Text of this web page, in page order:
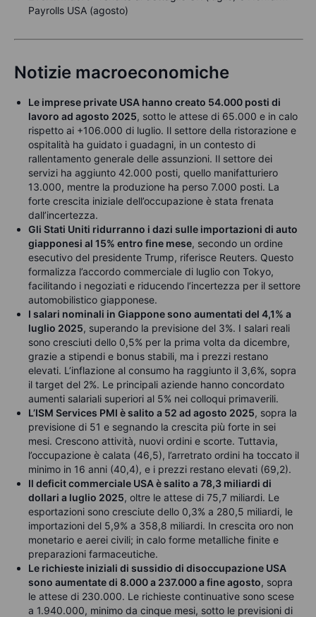
Payrolls USA (agosto)
Notizie macroeconomiche
Le imprese private USA hanno creato 54.000 posti di
lavoro ad agosto 2025, sotto le attese di 65.000 e in calo
rispetto ai +106.000 di luglio. Il settore della ristorazione e
ospitalità ha guidato i guadagni, in un contesto di
rallentamento generale delle assunzioni. Il settore dei
servizi ha aggiunto 42.000 posti, quello manifatturiero
13.000, mentre la produzione ha perso 7.000 posti. La
forte crescita iniziale dell’occupazione è stata frenata
dall’incertezza.
Gli Stati Uniti ridurranno i dazi sulle importazioni di auto
giapponesi al 15% entro fine mese, secondo un ordine
esecutivo del presidente Trump, riferisce Reuters. Questo
formalizza l’accordo commerciale di luglio con Tokyo,
facilitando i negoziati e riducendo l’incertezza per il settore
automobilistico giapponese.
I salari nominali in Giappone sono aumentati del 4,1% a
luglio 2025, superando la previsione del 3%. I salari reali
sono cresciuti dello 0,5% per la prima volta da dicembre,
grazie a stipendi e bonus stabili, ma i prezzi restano
elevati. L’inflazione al consumo ha raggiunto il 3,6%, sopra
il target del 2%. Le principali aziende hanno concordato
aumenti salariali superiori al 5% nei colloqui primaverili.
L’ISM Services PMI è salito a 52 ad agosto 2025, sopra la
previsione di 51 e segnando la crescita più forte in sei
mesi. Crescono attività, nuovi ordini e scorte. Tuttavia,
l’occupazione è calata (46,5), l’arretrato ordini ha toccato il
minimo in 16 anni (40,4), e i prezzi restano elevati (69,2).
Il deficit commerciale USA è salito a 78,3 miliardi di
dollari a luglio 2025, oltre le attese di 75,7 miliardi. Le
esportazioni sono cresciute dello 0,3% a 280,5 miliardi, le
importazioni del 5,9% a 358,8 miliardi. In crescita oro non
monetario e aerei civili; in calo forme metalliche finite e
preparazioni farmaceutiche.
Le richieste iniziali di sussidio di disoccupazione USA
sono aumentate di 8.000 a 237.000 a fine agosto, sopra
le attese di 230.000. Le richieste continuative sono scese
a 1.940.000, minimo da cinque mesi, sotto le previsioni di